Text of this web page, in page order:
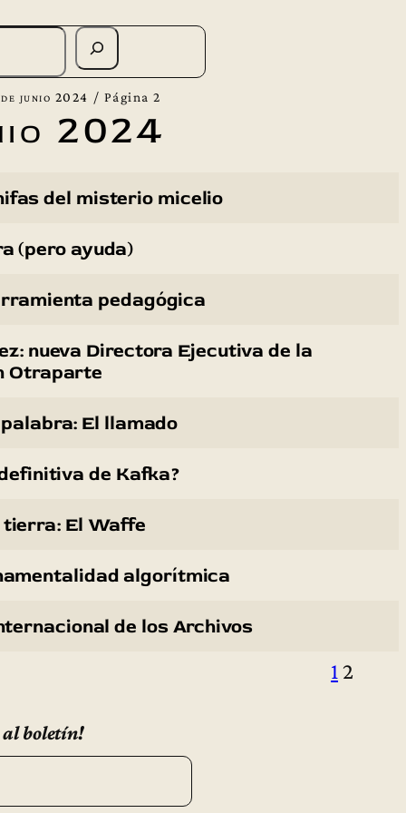
junio 2024 / Página 2
2024
del misterio micelio
(pero ayuda)
pedagógica
nueva Directora Ejecutiva de la
Otraparte
El llamado
de Kafka?
El Waffe
algorítmica
de los Archivos
1 2
al boletín!